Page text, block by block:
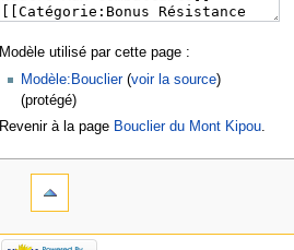
Modèle utilisé par cette page :
Modèle:Bouclier(voir la source)
(protégé)
Revenir à la page Bouclier du Mont Kipou.